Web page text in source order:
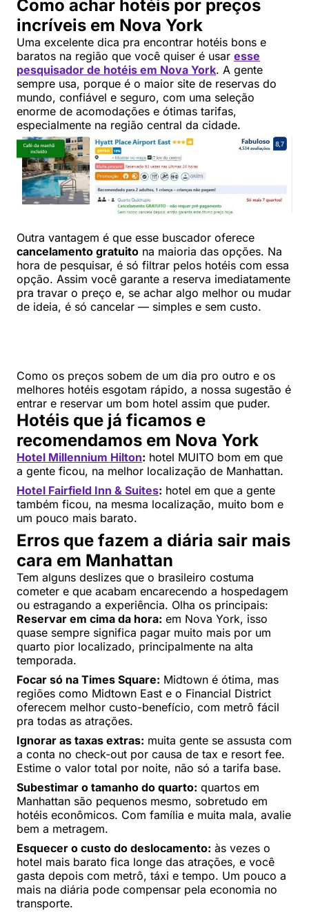
Como achar hotéis por preços
incríveis em Nova York
Uma excelente dica pra encontrar hotéis bons e
baratos na região que você quiser é usar esse
pesquisador de hotéis em Nova York. A gente
sempre usa, porque é o maior site de reservas do
mundo, confiável e seguro, com uma seleção
enorme de acomodações e ótimas tarifas,
especialmente na região central da cidade.
Outra vantagem é que esse buscador oferece
cancelamento gratuito na maioria das opções. Na
hora de pesquisar, é só filtrar pelos hotéis com essa
opção. Assim você garante a reserva imediatamente
pra travar o preço e, se achar algo melhor ou mudar
de ideia, é só cancelar — simples e sem custo.
Como os preços sobem de um dia pro outro e os
melhores hotéis esgotam rápido, a nossa sugestão é
entrar e reservar um bom hotel assim que puder.
Hotéis que já ficamos e
recomendamos em Nova York
Hotel Millennium Hilton: hotel MUITO bom em que
a gente ficou, na melhor localização de Manhattan.
Hotel Fairfield Inn & Suites: hotel em que a gente
também ficou, na mesma localização, muito bom e
um pouco mais barato.
Erros que fazem a diária sair mais
cara em Manhattan
Tem alguns deslizes que o brasileiro costuma
cometer e que acabam encarecendo a hospedagem
ou estragando a experiência. Olha os principais:
Reservar em cima da hora: em Nova York, isso
quase sempre significa pagar muito mais por um
quarto pior localizado, principalmente na alta
temporada.
Focar só na Times Square: Midtown é ótima, mas
regiões como Midtown East e o Financial District
oferecem melhor custo-benefício, com metrô fácil
pra todas as atrações.
Ignorar as taxas extras: muita gente se assusta com
a conta no check-out por causa de tax e resort fee.
Estime o valor total por noite, não só a tarifa base.
Subestimar o tamanho do quarto: quartos em
Manhattan são pequenos mesmo, sobretudo em
hotéis econômicos. Com família e muita mala, avalie
bem a metragem.
Esquecer o custo do deslocamento: às vezes o
hotel mais barato fica longe das atrações, e você
gasta depois com metrô, táxi e tempo. Um pouco a
mais na diária pode compensar pela economia no
transporte.